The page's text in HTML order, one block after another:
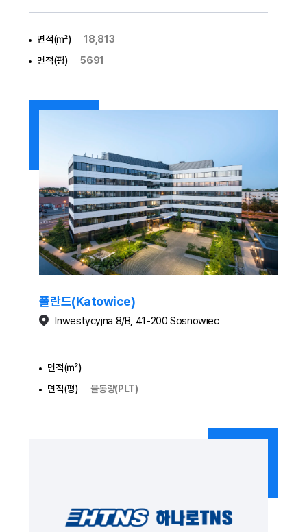
면적(㎡)
18,813
면적(평)
5691
폴란드(Katowice)
Inwestycyjna 8/B, 41-200 Sosnowiec
면적(㎡)
면적(평)
물동량(PLT)